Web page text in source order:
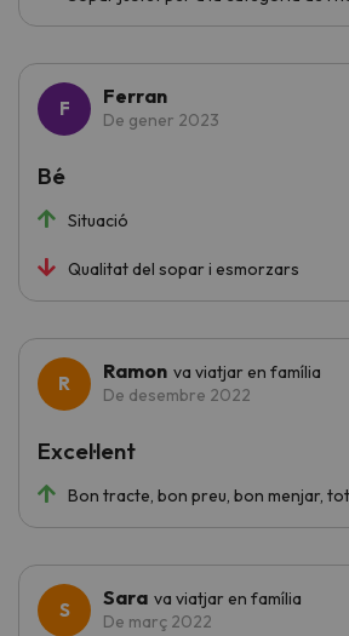
Ferran
De gener 2023
Situació
Qualitat del sopar i esmorzars
Bé
Ramon va viatjar en família
De desembre 2022
Bon tracte, bon preu, bon menjar,
Excel·lent
Sara va viatjar en família
De març 2022